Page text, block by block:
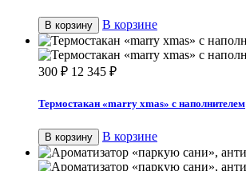
В корзину В корзине
300 ₽ 12 345 ₽
Термостакан «marry xmas» с наполнителем
В корзину В корзине